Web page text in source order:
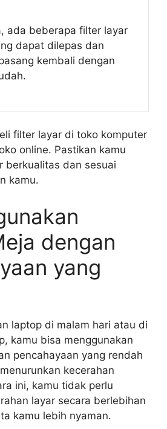
ada beberapa filter layar
dapat dilepas dan
kembali dengan
filter layar di toko komputer
online. Pastikan kamu
berkualitas dan sesuai
kamu.
dengan
yang
laptop di malam hari atau di
kamu bisa menggunakan
pencahayaan yang rendah
kecerahan
ini, kamu tidak perlu
layar secara berlebihan
kamu lebih nyaman.